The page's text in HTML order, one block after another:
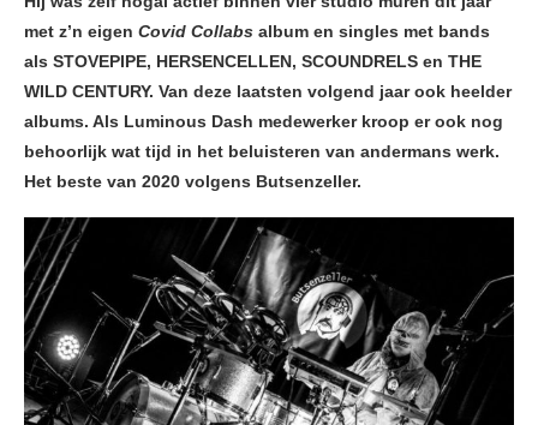
met z’n eigen Covid Collabs album en singles met bands
als STOVEPIPE, HERSENCELLEN, SCOUNDRELS en THE
WILD CENTURY. Van deze laatsten volgend jaar ook heelder
albums. Als Luminous Dash medewerker kroop er ook nog
behoorlijk wat tijd in het beluisteren van andermans werk.
Het beste van 2020 volgens Butsenzeller.